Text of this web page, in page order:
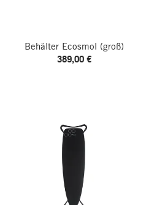
Behälter Ecosmol (groß)
389,00 €